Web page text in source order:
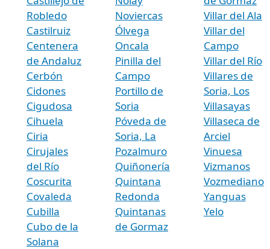
Robledo
Castilruiz
Centenera
de Andaluz
Cerbón
Cidones
Cigudosa
Cihuela
Ciria
Cirujales
del Río
Coscurita
Covaleda
Cubilla
Cubo de la
Solana
Noviercas
Ólvega
Oncala
Pinilla del
Campo
Portillo de
Soria
Póveda de
Soria, La
Pozalmuro
Quiñonería
Quintana
Redonda
Quintanas
de Gormaz
Villar del Ala
Villar del
Campo
Villar del Río
Villares de
Soria, Los
Villasayas
Villaseca de
Arciel
Vinuesa
Vizmanos
Vozmediano
Yanguas
Yelo